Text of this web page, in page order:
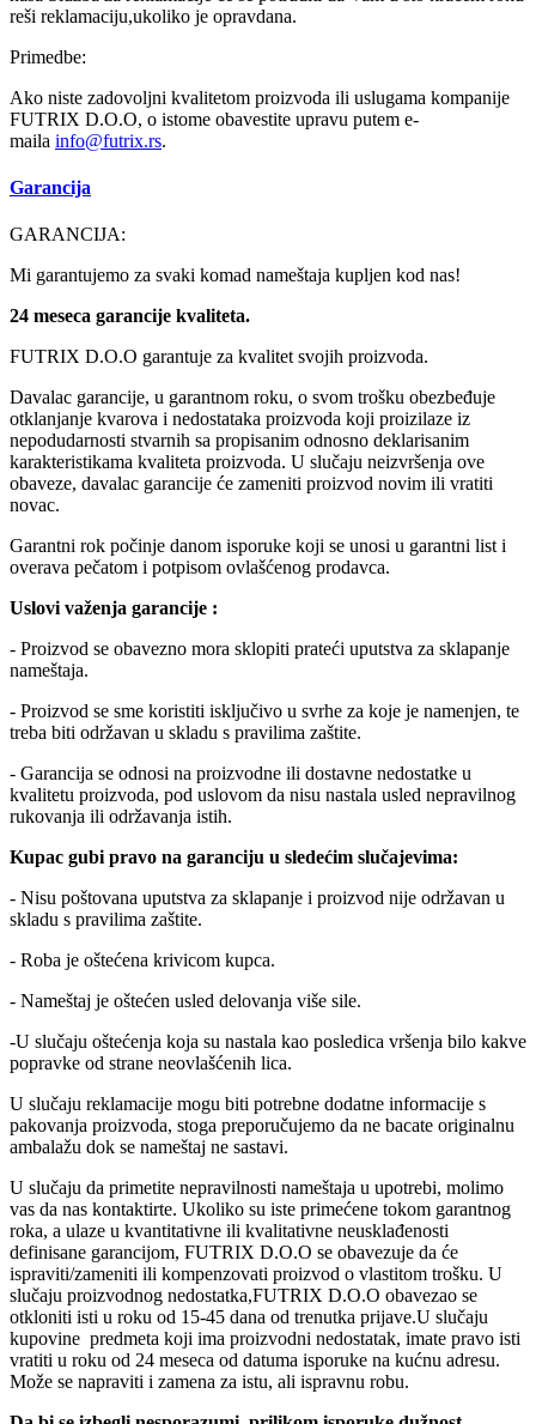
reši reklamaciju,ukoliko je opravdana.
Primedbe:
Ako niste zadovoljni kvalitetom proizvoda ili uslugama kompanije
FUTRIX D.O.O, o istome obavestite upravu putem e-
maila info@futrix.rs.
Garancija
GARANCIJA:
Mi garantujemo za svaki komad nameštaja kupljen kod nas!
24 meseca garancije kvaliteta.
FUTRIX D.O.O garantuje za kvalitet svojih proizvoda.
Davalac garancije, u garantnom roku, o svom trošku obezbeđuje
otklanjanje kvarova i nedostataka proizvoda koji proizilaze iz
nepodudarnosti stvarnih sa propisanim odnosno deklarisanim
karakteristikama kvaliteta proizvoda. U slučaju neizvršenja ove
obaveze, davalac garancije će zameniti proizvod novim ili vratiti
novac.
Garantni rok počinje danom isporuke koji se unosi u garantni list i
overava pečatom i potpisom ovlašćenog prodavca.
Uslovi važenja garancije :
- Proizvod se obavezno mora sklopiti prateći uputstva za sklapanje
nameštaja.
- Proizvod se sme koristiti isključivo u svrhe za koje je namenjen, te
treba biti održavan u skladu s pravilima zaštite.
- Garancija se odnosi na proizvodne ili dostavne nedostatke u
kvalitetu proizvoda, pod uslovom da nisu nastala usled nepravilnog
rukovanja ili održavanja istih.
Kupac gubi pravo na garanciju u sledećim slučajevima:
- Nisu poštovana uputstva za sklapanje i proizvod nije održavan u
skladu s pravilima zaštite.
- Roba je oštećena krivicom kupca.
- Nameštaj je oštećen usled delovanja više sile.
-U slučaju oštećenja koja su nastala kao posledica vršenja bilo kakve
popravke od strane neovlašćenih lica.
U slučaju reklamacije mogu biti potrebne dodatne informacije s
pakovanja proizvoda, stoga preporučujemo da ne bacate originalnu
ambalažu dok se nameštaj ne sastavi.
U slučaju da primetite nepravilnosti nameštaja u upotrebi, molimo
vas da nas kontaktirte. Ukoliko su iste primećene tokom garantnog
roka, a ulaze u kvantitativne ili kvalitativne neusklađenosti
definisane garancijom, FUTRIX D.O.O se obavezuje da će
ispraviti/zameniti ili kompenzovati proizvod o vlastitom trošku. U
slučaju proizvodnog nedostatka,FUTRIX D.O.O obavezao se
otkloniti isti u roku od 15-45 dana od trenutka prijave.U slučaju
kupovine predmeta koji ima proizvodni nedostatak, imate pravo isti
vratiti u roku od 24 meseca od datuma isporuke na kućnu adresu.
Može se napraviti i zamena za istu, ali ispravnu robu.